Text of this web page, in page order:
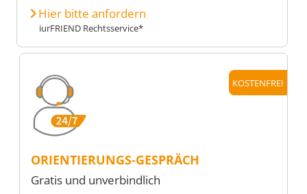
Hier bitte anfordern
iurFRIEND Rechtsservice*
KOSTENFREI
ORIENTIERUNGS-GESPRÄCH
Gratis und unverbindlich